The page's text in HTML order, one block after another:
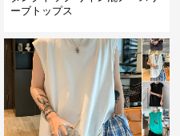
ーブトップス